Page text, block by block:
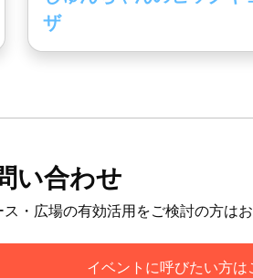
ザ
い合わせ
・広場の有効活用をご検討の方は
イベントに呼びたい方は